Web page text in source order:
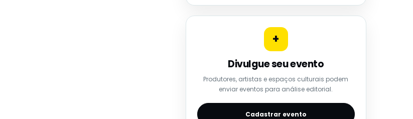
+
Divulgue seu evento
Produtores, artistas e espaços culturais podem
enviar eventos para análise editorial.
Cadastrar evento